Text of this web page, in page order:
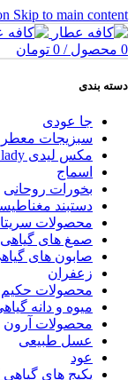
Skip to main content
0 محصول /
0 تومان
دسته بندی
جا عودی
سبزیجات معطر
مکس لیدی max lady
اسماج
بخورات روحانی
دستبند
محصولات سریتا
صمغ های گیاهی
صابون های
زعفران
محصولات حکیم
میوه و دانه
محصولات آرون
عسل طبیعی
عود
پکیج های گیاهی